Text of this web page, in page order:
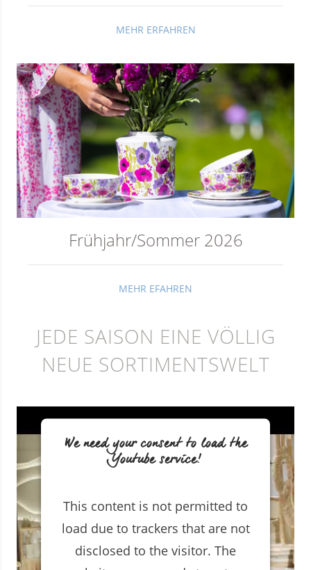
MEHR ERFAHREN
Frühjahr/Sommer 2026
MEHR EFAHREN
JEDE SAISON EINE VÖLLIG
NEUE SORTIMENTSWELT
We need your consent to load the
Youtube service!
This content is not permitted to
load due to trackers that are not
disclosed to the visitor. The